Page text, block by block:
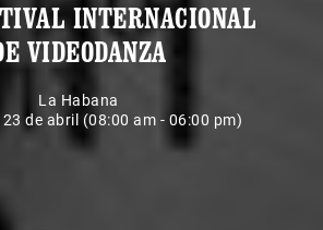
INTERNACIONAL
VIDEODANZA
La Habana
de abril (08:00 am - 06:00 pm)